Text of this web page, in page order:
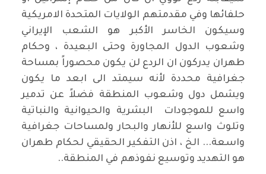
حلفائها وفي مقدمتهم الولايات المتحدة الامريكية
وسيكون الخاسر الأكبر هو الشعب الإيراني
وشعوب الدول المجاورة وحتى البعيدة ، وحكام
طهران يدركون ان الردع لن يكون محصوراً بمساحة
جغرافية محددة لأنه سيمتد الى ابعد ما يكون
ويشمل دول وشعوب المنطقة فضلاً عن تدمير
واسع للموجودات البشرية والحيوانية والنباتية
وتلوث واسع للأنهار والبحار ولمساحات جغرافية
واسعة... الخ ، اذن التفكير الحقيقي لحكام طهران
هو التهديد وتوسيع نفوذهم في المنطقة..